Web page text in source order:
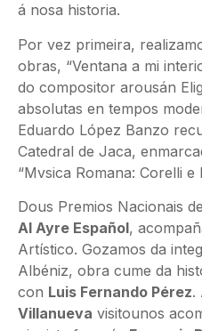
á nosa historia.
Por vez primeira,
obras, “Ventana a mi
do compositor arousán
absolutas en tempos
Eduardo López Banzo
Catedral de Jaca,
“Mvsica Romana: Corelli e
Dous Premios Nacionais
Al Ayre Español,
Artístico. Gozamos da
Albéniz, obra cume da
con Luis Fernando Pérez.
Villanueva visitounos